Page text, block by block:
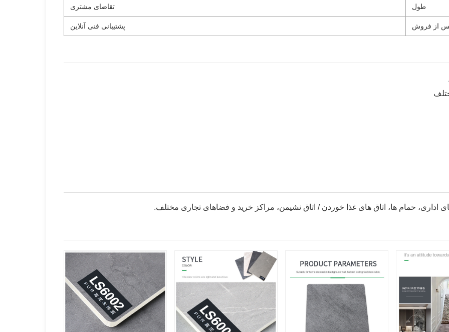
طول تقاضای مشتری
از فروش پشتیبانی فنی آنلاین
های اداری، حمام ها، اتاق های غذا خوردن / اتاق نشیمن، مراکز خرید و فضاهای تجاری مختلف.